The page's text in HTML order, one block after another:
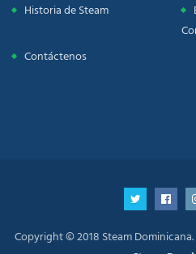
Historia de Steam
Contáctenos
Copyright © 2018 Steam